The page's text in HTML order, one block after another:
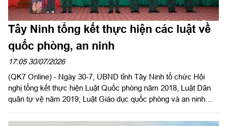
Tây Ninh tổng kết thực hiện các luật về
quốc phòng, an ninh
17:05 30/07/2026
(QK7 Online) - Ngày 30-7, UBND tỉnh Tây Ninh tổ chức Hội
nghị tổng kết thực hiện Luật Quốc phòng năm 2018, Luật Dân
quân tự vệ năm 2019, Luật Giáo dục quốc phòng và an ninh
khu 7 dự và phát biểu chỉ đạo. Đại tá Trần Đình Hưng, Phó Chỉ